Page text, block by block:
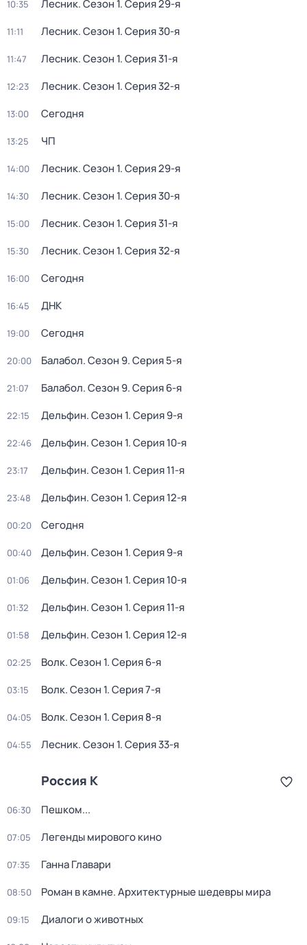
10:35 Лесник. Сезон 1. Серия 29-я
11:11 Лесник. Сезон 1. Серия 30-я
11:47 Лесник. Сезон 1. Серия 31-я
12:23 Лесник. Сезон 1. Серия 32-я
13:00 Сегодня
13:25 ЧП
14:00 Лесник. Сезон 1. Серия 29-я
14:30 Лесник. Сезон 1. Серия 30-я
15:00 Лесник. Сезон 1. Серия 31-я
15:30 Лесник. Сезон 1. Серия 32-я
16:00 Сегодня
16:45 ДНК
19:00 Сегодня
20:00 Балабол. Сезон 9. Серия 5-я
21:07 Балабол. Сезон 9. Серия 6-я
22:15 Дельфин. Сезон 1. Серия 9-я
22:46 Дельфин. Сезон 1. Серия 10-я
23:17 Дельфин. Сезон 1. Серия 11-я
23:48 Дельфин. Сезон 1. Серия 12-я
00:20 Сегодня
00:40 Дельфин. Сезон 1. Серия 9-я
01:06 Дельфин. Сезон 1. Серия 10-я
01:32 Дельфин. Сезон 1. Серия 11-я
01:58 Дельфин. Сезон 1. Серия 12-я
02:25 Волк. Сезон 1. Серия 6-я
03:15 Волк. Сезон 1. Серия 7-я
04:05 Волк. Сезон 1. Серия 8-я
04:55 Лесник. Сезон 1. Серия 33-я
Россия К
06:30 Пешком...
07:05 Легенды мирового кино
07:35 Ганна Главари
08:50 Роман в камне. Архитектурные шедевры мира
09:15 Диалоги о животных